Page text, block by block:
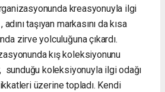
kreasyonuyla ilgi
taşıyan markasını da kısa
zirve yolculuğuna çıkardı.
kış koleksiyonunu
sunduğu koleksiyonuyla ilgi odağı
üzerine topladı. Kendi